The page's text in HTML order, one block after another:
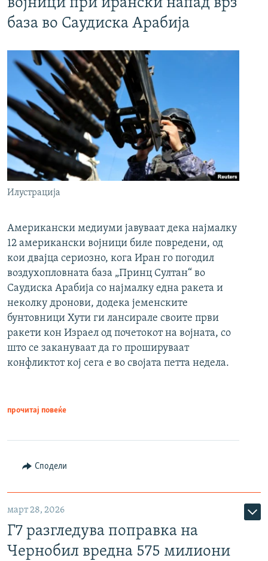
војници при ирански напад врз
база во Саудиска Арабија
Илустрација
Американски медиуми јавуваат дека најмалку
12 американски војници биле повредени, од
кои двајца сериозно, кога Иран го погодил
воздухопловната база „Принц Султан“ во
Саудиска Арабија со најмалку една ракета и
неколку дронови, додека јеменските
бунтовници Хути ги лансирале своите први
ракети кон Израел од почетокот на војната, со
што се закануваат да го прошируваат
конфликтот кој сега е во својата петта недела.
прочитај повеќе
Сподели
март 28, 2026
Г7 разгледува поправка на
Чернобил вредна 575 милиони